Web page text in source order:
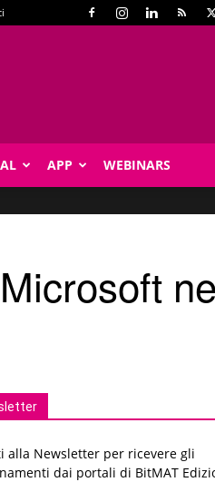
APP WEBINARS
alla Newsletter per ricevere gli
dai portali di BitMAT